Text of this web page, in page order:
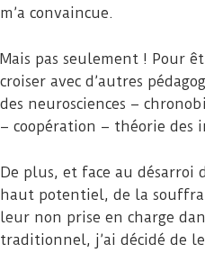
m’a convaincue.
Mais pas seulement ! Pour
croiser avec d’autres
des neurosciences –
– coopération – théorie
De plus, et face au désarroi
haut potentiel, de la
leur non prise en charge
traditionnel, j’ai décidé de